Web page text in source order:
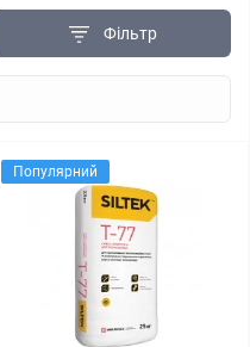
Фільтр
Популярний